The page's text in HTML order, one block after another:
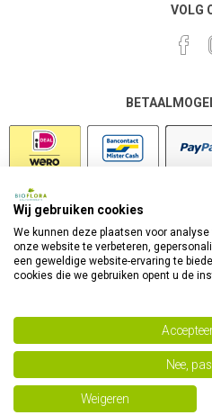
VOLG
Powered by
Copyright 2026 Bioflora
Wij gebruiken cookies
We kunnen deze plaatsen voor
onze website te verbeteren,
een geweldige website-ervaring te
cookies die we gebruiken opent u de
Nee,
Weigeren